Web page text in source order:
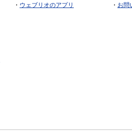
・ ウェブリオのアプリ
・ お問